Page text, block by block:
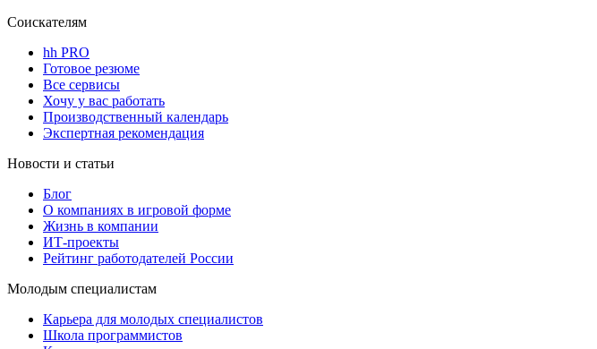
Соискателям
hh PRO
Готовое резюме
Все сервисы
Хочу у вас работать
Производственный календарь
Экспертная рекомендация
Новости и статьи
Блог
О компаниях в игровой форме
Жизнь в компании
ИТ-проекты
Рейтинг работодателей России
Молодым специалистам
Карьера для молодых специалистов
Школа программистов